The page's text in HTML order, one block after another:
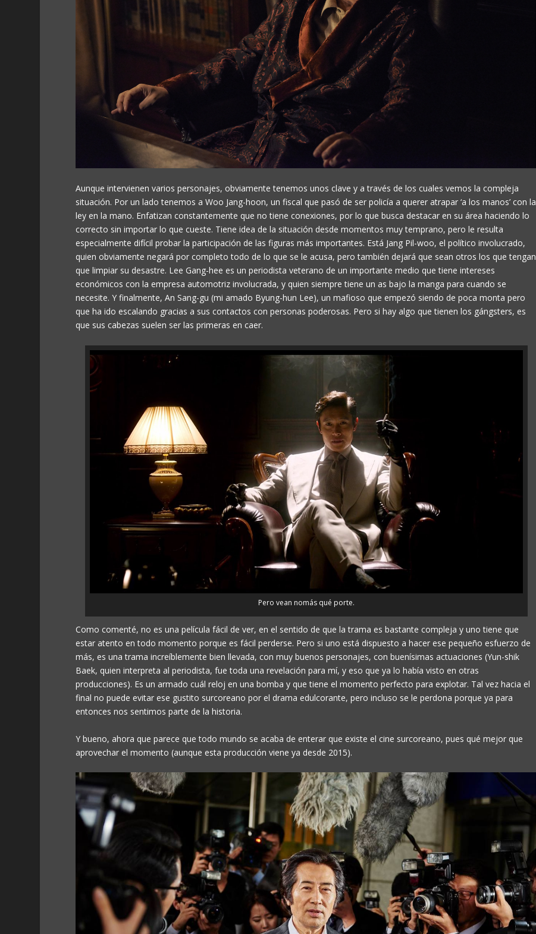
Aunque intervienen varios personajes, obviamente tenemos unos clave y a través de los cuales vemos la compleja
situación. Por un lado tenemos a Woo Jang-hoon, un fiscal que pasó de ser policía a querer atrapar ‘a los manos’ con la
ley en la mano. Enfatizan constantemente que no tiene conexiones, por lo que busca destacar en su área haciendo lo
correcto sin importar lo que cueste. Tiene idea de la situación desde momentos muy temprano, pero le resulta
especialmente difícil probar la participación de las figuras más importantes. Está Jang Pil-woo, el político involucrado,
quien obviamente negará por completo todo de lo que se le acusa, pero también dejará que sean otros los que tengan
que limpiar su desastre. Lee Gang-hee es un periodista veterano de un importante medio que tiene intereses
económicos con la empresa automotriz involucrada, y quien siempre tiene un as bajo la manga para cuando se
necesite. Y finalmente, An Sang-gu (mi amado Byung-hun Lee), un mafioso que empezó siendo de poca monta pero
que ha ido escalando gracias a sus contactos con personas poderosas. Pero si hay algo que tienen los gángsters, es
que sus cabezas suelen ser las primeras en caer.
Pero vean nomás qué porte.
Como comenté, no es una película fácil de ver, en el sentido de que la trama es bastante compleja y uno tiene que
estar atento en todo momento porque es fácil perderse. Pero si uno está dispuesto a hacer ese pequeño esfuerzo de
más, es una trama increíblemente bien llevada, con muy buenos personajes, con buenísimas actuaciones (Yun-shik
Baek, quien interpreta al periodista, fue toda una revelación para mí, y eso que ya lo había visto en otras
producciones). Es un armado cuál reloj en una bomba y que tiene el momento perfecto para explotar. Tal vez hacia el
final no puede evitar ese gustito surcoreano por el drama edulcorante, pero incluso se le perdona porque ya para
entonces nos sentimos parte de la historia.
Y bueno, ahora que parece que todo mundo se acaba de enterar que existe el cine surcoreano, pues qué mejor que
aprovechar el momento (aunque esta producción viene ya desde 2015).